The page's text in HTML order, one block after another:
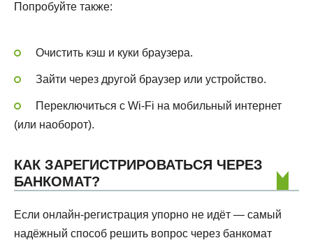
Попробуйте также:
Очистить кэш и куки браузера.
Зайти через другой браузер или устройство.
Переключиться с Wi-Fi на мобильный интернет
(или наоборот).
КАК ЗАРЕГИСТРИРОВАТЬСЯ ЧЕРЕЗ
БАНКОМАТ?
Если онлайн-регистрация упорно не идёт — самый
надёжный способ решить вопрос через банкомат